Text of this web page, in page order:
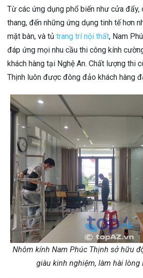
Từ các ứng dụng phổ biến như cửa đẩy,
thang, đến những ứng dụng tinh tế hơn
mặt bàn, và tủ trang trí nội thất, Nam
đáp ứng mọi nhu cầu thi công kính
khách hàng tại Nghệ An. Chất lượng thi
Thịnh luôn được đông đảo khách hàng
Nhôm kính Nam Phúc Thịnh sở hữu
giàu kinh nghiệm, làm hài lòng